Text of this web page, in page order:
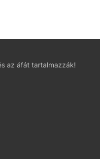
az áfát tartalmazzák!